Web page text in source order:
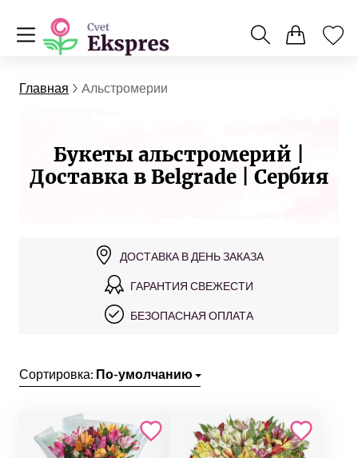
Главная Aльстромерии
Букеты альстромерий |
Доставка в Belgrade | Сербия
ДОСТАВКА В ДЕНЬ ЗАКАЗА
ГАРАНТИЯ СВЕЖЕСТИ
БЕЗОПАСНАЯ ОПЛАТА
Сортировка: По-умолчанию